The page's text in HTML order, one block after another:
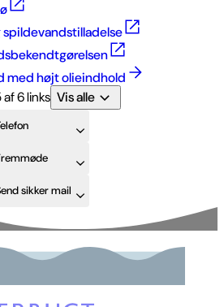
spildevandstilladelse
med højt olieindhold
af 6 links Vis alle
sikker mail